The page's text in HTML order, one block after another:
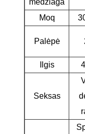
medžiaga
Moq
Palėpė
Ilgis
Seksas